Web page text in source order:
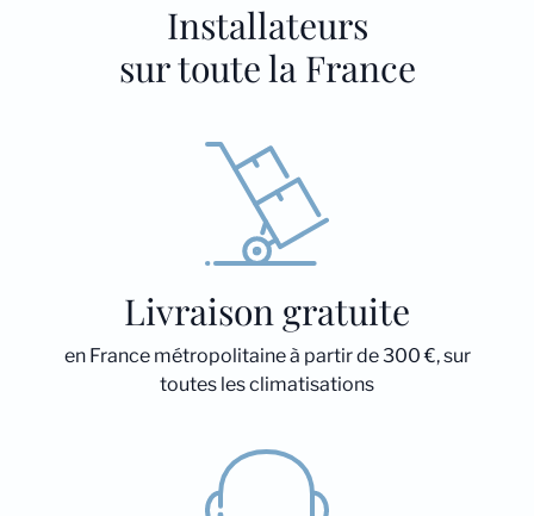
Installateurs
sur toute la France
Livraison gratuite
en France métropolitaine à partir de 300 €, sur
toutes les climatisations